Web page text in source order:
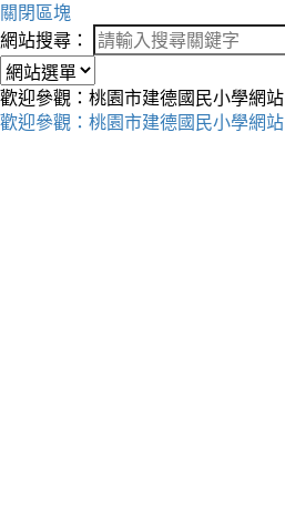
關閉區塊
網站搜尋：
歡迎參觀：桃園市建德國民小學網站
歡迎參觀：桃園市建德國民小學網站